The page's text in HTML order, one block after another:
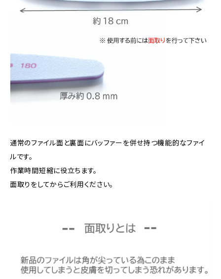
通常のファイル面と裏面にバッファーを併せ持つ機能的なファイ
ルです。
作業時間短縮に役立ちます。
面取りをしてからご利用ください。